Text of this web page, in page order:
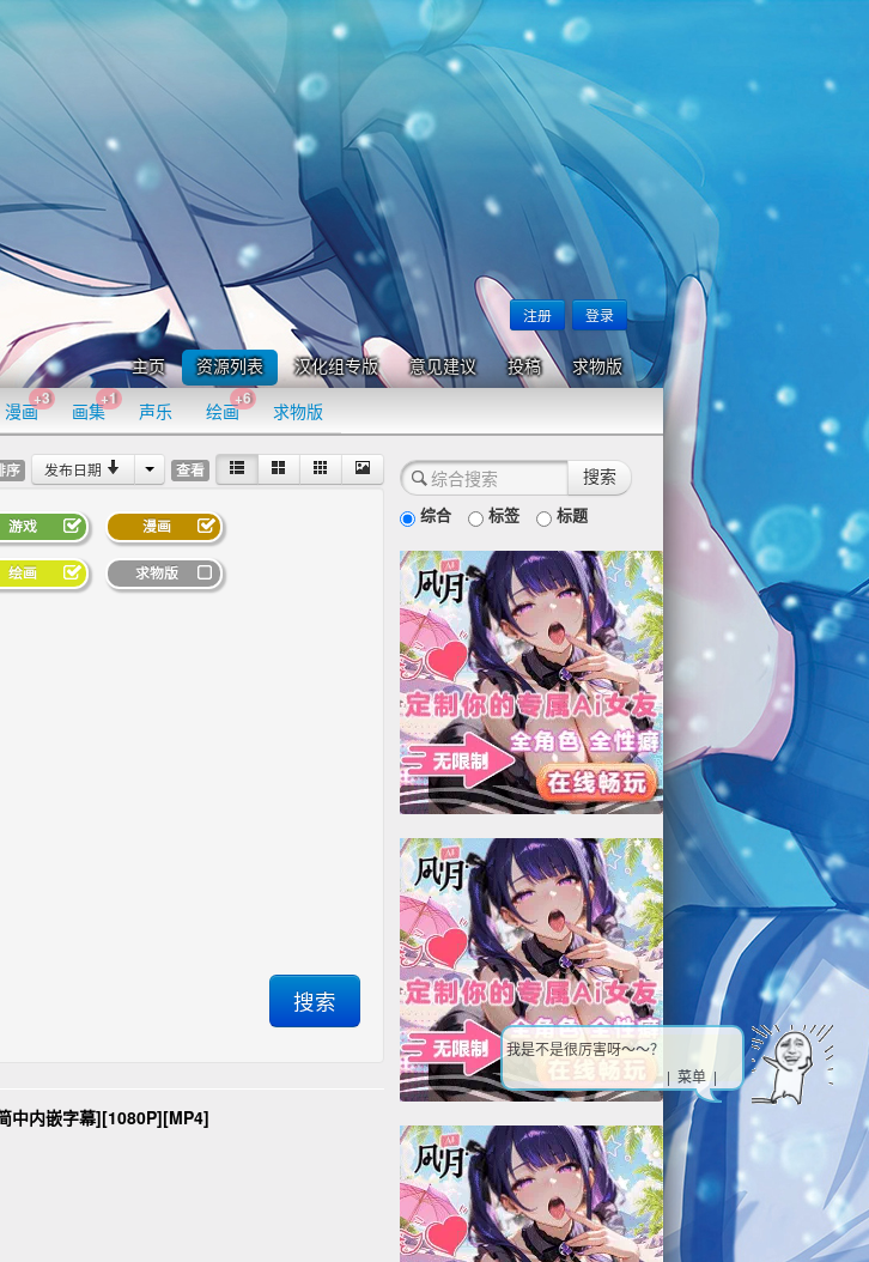
注册 登录
主页 资源列表 汉化组专版 意见建议 投稿 求物版
漫画
+3
画集
+1
声乐 绘画
+6
求物版
序 发布日期 查看
游戏 漫画
绘画 求物版
中内嵌字幕][1080P][MP4]
综合 标签 标题
我是不是很厉害呀～～？
| 菜单 |